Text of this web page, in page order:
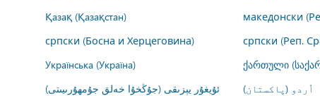
Қазақ (Қазақстан)
македонски
српски (Босна и Херцеговина)
српски (Реп.
Українська (Україна)
ქართული
ئۇيغۇر يېزىقى (جۇڭخۇا خەلق جۇمھۇرىيىتى)
اُردو (پاکستان)